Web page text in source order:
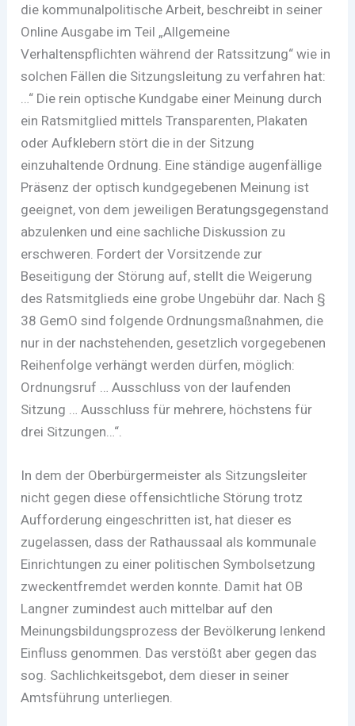
die kommunalpolitische Arbeit, beschreibt in seiner
Online Ausgabe im Teil „Allgemeine
Verhaltenspflichten während der Ratssitzung“ wie in
solchen Fällen die Sitzungsleitung zu verfahren hat:
…“ Die rein optische Kundgabe einer Meinung durch
ein Ratsmitglied mittels Transparenten, Plakaten
oder Aufklebern stört die in der Sitzung
einzuhaltende Ordnung. Eine ständige augenfällige
Präsenz der optisch kundgegebenen Meinung ist
geeignet, von dem jeweiligen Beratungsgegenstand
abzulenken und eine sachliche Diskussion zu
erschweren. Fordert der Vorsitzende zur
Beseitigung der Störung auf, stellt die Weigerung
des Ratsmitglieds eine grobe Ungebühr dar. Nach §
38 GemO sind folgende Ordnungsmaßnahmen, die
nur in der nachstehenden, gesetzlich vorgegebenen
Reihenfolge verhängt werden dürfen, möglich:
Ordnungsruf … Ausschluss von der laufenden
Sitzung … Ausschluss für mehrere, höchstens für
drei Sitzungen…“.
In dem der Oberbürgermeister als Sitzungsleiter
nicht gegen diese offensichtliche Störung trotz
Aufforderung eingeschritten ist, hat dieser es
zugelassen, dass der Rathaussaal als kommunale
Einrichtungen zu einer politischen Symbolsetzung
zweckentfremdet werden konnte. Damit hat OB
Langner zumindest auch mittelbar auf den
Meinungsbildungsprozess der Bevölkerung lenkend
Einfluss genommen. Das verstößt aber gegen das
sog. Sachlichkeitsgebot, dem dieser in seiner
Amtsführung unterliegen.